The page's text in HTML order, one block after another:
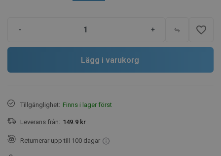
- + favorite_border
Lägg i varukorg
Tillgänglighet: Finns i lager först
Leverans från: 149.9 kr
Returnerar upp till 100 dagar